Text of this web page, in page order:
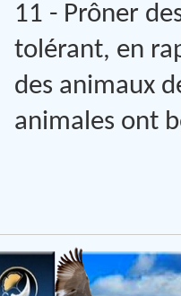
11 - Prôner
tolérant, en
des animaux
animales ont